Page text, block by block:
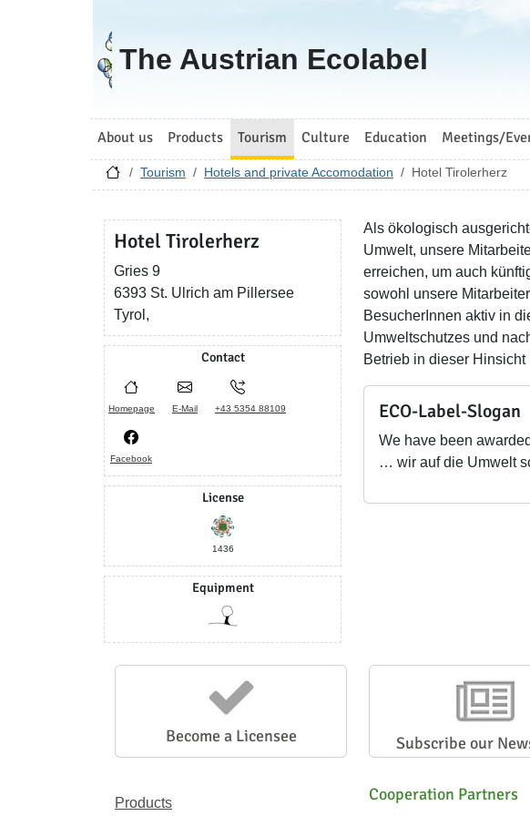
Go to homepage
The Austrian Ecolabel
About us Products Tourism Culture Education Meetings/
Tourism Hotels and private Accomodation Hotel Tirolerherz
Hotel Tirolerherz
Gries 9
6393 St. Ulrich am Pillersee
Tyrol,
Contact
Homepage E-Mail +43 5354 88109
Facebook
License
1436
Equipment
Als ökologisch
Umwelt, unsere
erreichen, um auch
sowohl unsere
BesucherInnen aktiv in
Umweltschutzes und
Betrieb in dieser
ECO-Label-Slogan
We have been
… wir auf die Umwelt
Become a Licensee Subscribe our
Products Cooperation Partners